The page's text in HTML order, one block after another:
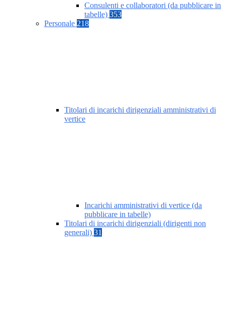
Consulenti e collaboratori (da pubblicare in
tabelle) 353
Personale 218
Titolari di incarichi dirigenziali amministrativi di
vertice
Incarichi amministrativi di vertice (da
pubblicare in tabelle)
Titolari di incarichi dirigenziali (dirigenti non
generali) 31